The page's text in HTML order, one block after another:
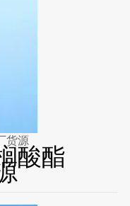
货源
酸酯